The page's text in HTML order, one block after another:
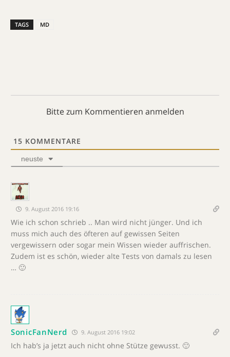
TAGS MD
Bitte zum Kommentieren anmelden
15 KOMMENTARE
neuste
9. August 2016 19:16
Wie ich schon schrieb .. Man wird nicht jünger. Und ich
muss mich auch des öfteren auf gewissen Seiten
vergewissern oder sogar mein Wissen wieder auffrischen.
Zudem ist es schön, wieder alte Tests von damals zu lesen
… 🙂
SonicFanNerd 9. August 2016 19:02
Ich hab’s ja jetzt auch nicht ohne Stütze gewusst. 🙂